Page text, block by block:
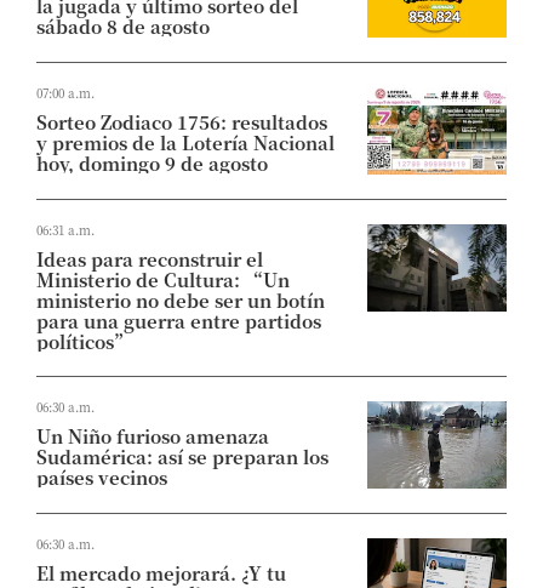
la jugada y último sorteo del
sábado 8 de agosto
07:00 a.m.
Sorteo Zodiaco 1756: resultados
y premios de la Lotería Nacional
hoy, domingo 9 de agosto
06:31 a.m.
Ideas para reconstruir el
Ministerio de Cultura: “Un
ministerio no debe ser un botín
para una guerra entre partidos
políticos”
06:30 a.m.
Un Niño furioso amenaza
Sudamérica: así se preparan los
países vecinos
06:30 a.m.
El mercado mejorará. ¿Y tu